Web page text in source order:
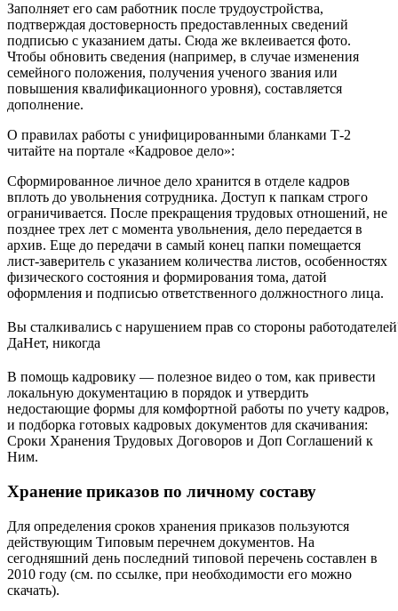
Заполняет его сам работник после трудоустройства,
подтверждая достоверность предоставленных сведений
подписью с указанием даты. Сюда же вклеивается фото.
Чтобы обновить сведения (например, в случае изменения
семейного положения, получения ученого звания или
повышения квалификационного уровня), составляется
дополнение.
О правилах работы с унифицированными бланками Т-2
читайте на портале «Кадровое дело»:
Сформированное личное дело хранится в отделе кадров
вплоть до увольнения сотрудника. Доступ к папкам строго
ограничивается. После прекращения трудовых отношений, не
позднее трех лет с момента увольнения, дело передается в
архив. Еще до передачи в самый конец папки помещается
лист-заверитель с указанием количества листов, особенностях
физического состояния и формирования тома, датой
оформления и подписью ответственного должностного лица.
Вы сталкивались с нарушением прав со стороны
ДаНет, никогда
В помощь кадровику — полезное видео о том, как привести
локальную документацию в порядок и утвердить
недостающие формы для комфортной работы по учету кадров,
и подборка готовых кадровых документов для скачивания:
Сроки Хранения Трудовых Договоров и Доп Соглашений к
Ним.
Хранение приказов по личному составу
Для определения сроков хранения приказов пользуются
действующим Типовым перечнем документов. На
сегодняшний день последний типовой перечень составлен в
2010 году (см. по ссылке, при необходимости его можно
скачать).